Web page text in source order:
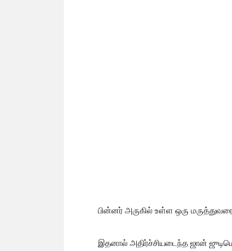
பின்னர் அருகில் உள்ள ஒரு
இதனால் அதிர்ச்சியடைந்த ஜான்